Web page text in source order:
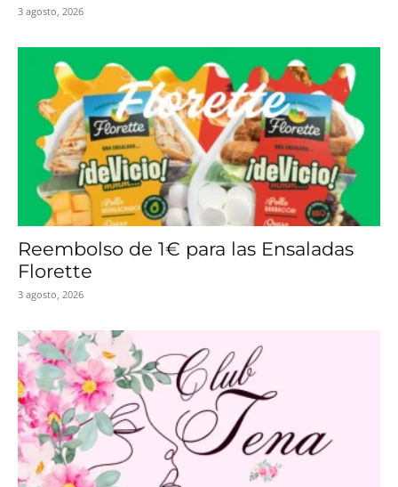
3 agosto, 2026
Reembolso de 1€ para las Ensaladas
Florette
3 agosto, 2026